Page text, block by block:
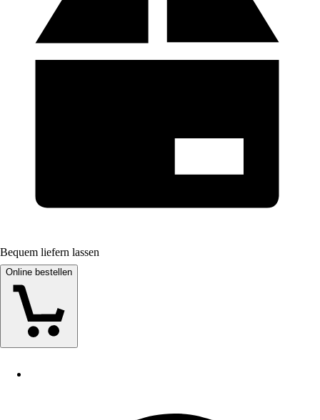
Bequem liefern lassen
Online bestellen